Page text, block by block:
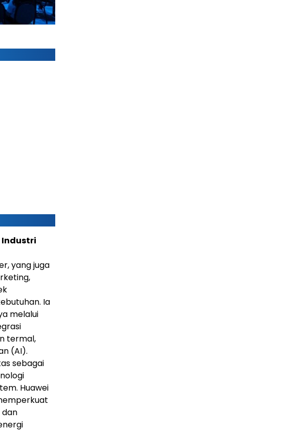
Industri
yang juga
Ia
melalui
termal,
(AI).
sebagai
Huawei